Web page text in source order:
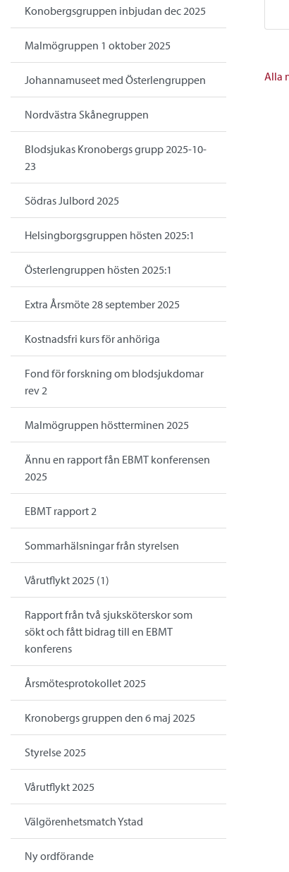
Konobergsgruppen inbjudan dec 2025
Malmögruppen 1 oktober 2025
Johannamuseet med Österlengruppen
Nordvästra Skånegruppen
Blodsjukas Kronobergs grupp 2025-10-
23
Södras Julbord 2025
Helsingborgsgruppen hösten 2025:1
Österlengruppen hösten 2025:1
Extra Årsmöte 28 september 2025
Kostnadsfri kurs för anhöriga
Fond för forskning om blodsjukdomar
rev 2
Malmögruppen höstterminen 2025
Ännu en rapport fån EBMT konferensen
2025
EBMT rapport 2
Sommarhälsningar från styrelsen
Vårutflykt 2025 (1)
Rapport från två sjuksköterskor som
sökt och fått bidrag till en EBMT
konferens
Årsmötesprotokollet 2025
Kronobergs gruppen den 6 maj 2025
Styrelse 2025
Vårutflykt 2025
Välgörenhetsmatch Ystad
Ny ordförande
Alla